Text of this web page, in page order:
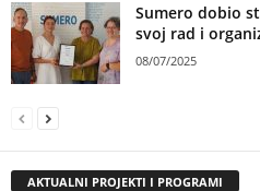
Sumero dobio
svoj rad i
08/07/2025
AKTUALNI PROJEKTI I PROGRAMI